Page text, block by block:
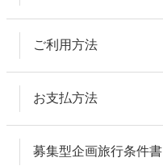
ご利用方法
お支払方法
募集型企画旅行条件書